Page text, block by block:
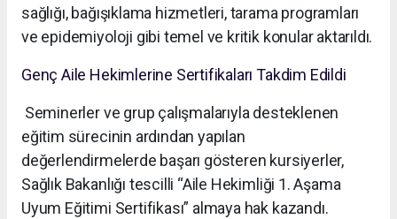
sağlığı, bağışıklama hizmetleri, tarama programları
ve epidemiyoloji gibi temel ve kritik konular aktarıldı.
Genç Aile Hekimlerine Sertifikaları Takdim Edildi
Seminerler ve grup çalışmalarıyla desteklenen
eğitim sürecinin ardından yapılan
değerlendirmelerde başarı gösteren kursiyerler,
Sağlık Bakanlığı tescilli “Aile Hekimliği 1. Aşama
Uyum Eğitimi Sertifikası” almaya hak kazandı.